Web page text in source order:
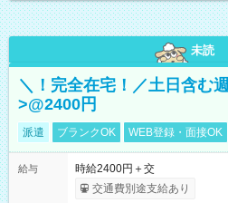
未読
＼！完全在宅！／土日含む
>@2400円
派遣 ブランクOK WEB登録・面接OK
給与
時給2400円＋交
交通費別途支給あり